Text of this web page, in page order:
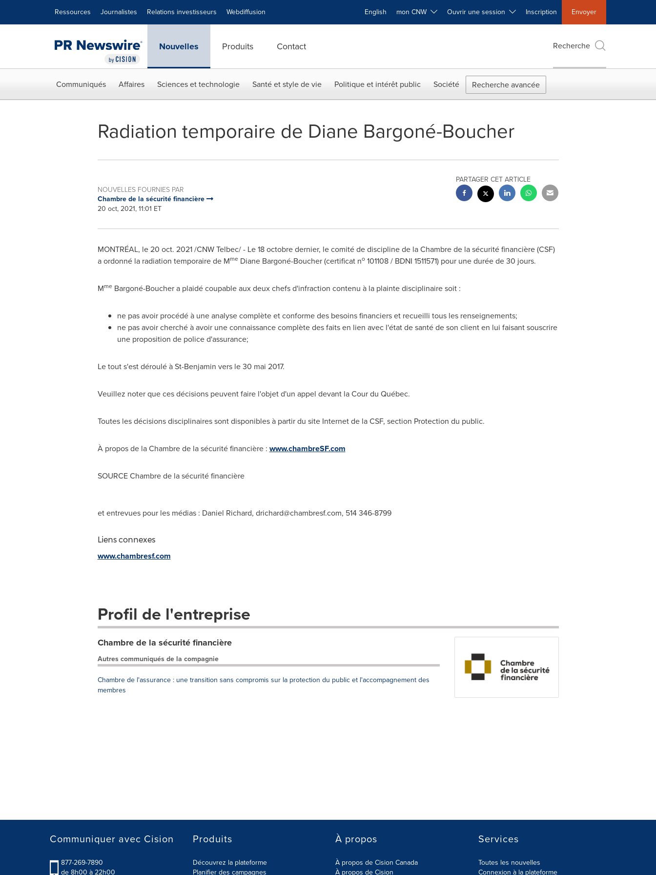
Ressources Journalistes Relations investisseurs Webdiffusion English mon CNW Ouvrir une session Inscription Envoyer
Nouvelles Produits Contact Recherche
Communiqués Affaires Sciences et technologie Santé et style de vie Politique et intérêt public Société Recherche avancée
Radiation temporaire de Diane Bargoné-Boucher
NOUVELLES FOURNIES PAR
Chambre de la sécurité financière
20 oct, 2021, 11:01 ET
PARTAGER CET ARTICLE
MONTRÉAL, le20 oct. 2021/CNW Telbec/ - Le 18 octobre dernier, le comité de discipline de laChambre de lasécurité financière (CSF)
a ordonné la radiation temporaire de MmeDiane Bargoné-Boucher (certificat no101108 / BDNI 1511571) pour une durée de 30 jours.
MmeBargoné-Boucher a plaidé coupable aux deux chefs d'infraction contenu à la plainte disciplinaire soit :
ne pas avoir procédé à une analyse complète et conforme des besoins financiers et recueilli tous les renseignements;
ne pas avoir cherché à avoir une connaissance complète des faits en lien avec l'état de santé de son client en lui faisant souscrire
une proposition de police d'assurance;
Le tout s'est déroulé àSt-Benjamin vers le 30 mai 2017.
Veuillez noter que ces décisions peuvent faire l'objet d'un appel devant la Cour du Québec.
Toutes les décisions disciplinaires sont disponibles à partir du site Internet de la CSF, section Protection du public.
À propos de laChambre de lasécurité financière : www.chambreSF.com
SOURCEChambre de lasécurité financière
et entrevues pour les médias : Daniel Richard, drichard@chambresf.com, 514 346-8799
Liens connexes
www.chambresf.com
Profil de l'entreprise
Chambre de la sécurité financière
Autres communiqués de la compagnie
Chambre de l'assurance : une transition sans compromis sur la protection du public et l'accompagnement des
membres
Communiquer avec Cision
877-269-7890
de 8h00 à 22h00
Produits
Découvrez la plateforme
Planifier des campagnes
À propos
À propos de Cision Canada
À propos de Cision
Services
Toutes les nouvelles
Connexion à la plateforme